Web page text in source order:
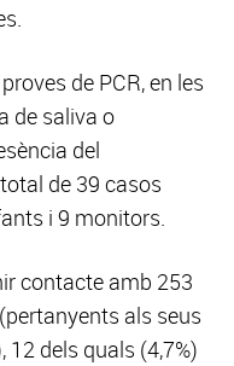
de PCR, en les
de saliva o
del
de 39 casos
i 9 monitors.
contacte amb 253
als seus
dels quals (4,7%)